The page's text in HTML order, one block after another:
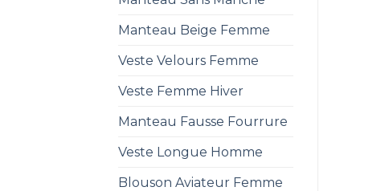
Manteau Beige Femme
Veste Velours Femme
Veste Femme Hiver
Manteau Fausse Fourrure
Veste Longue Homme
Blouson Aviateur Femme